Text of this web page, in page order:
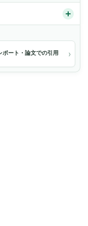
ポート・論文での引用 ›